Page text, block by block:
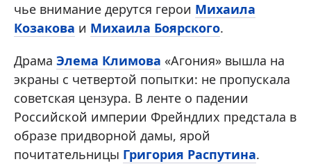
чье внимание дерутся герои Михаила
Козакова и Михаила Боярского.
Драма Элема Климова «Агония» вышла на
экраны с четвертой попытки: не пропускала
советская цензура. В ленте о падении
Российской империи Фрейндлих предстала в
образе придворной дамы, ярой
почитательницы Григория Распутина.